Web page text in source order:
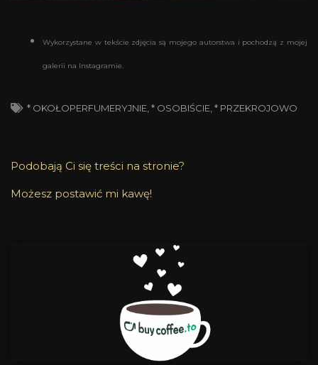
Wykorzystane w tekście zdjęcia są mojego autorstwa i pochodzą z mojej
galerii na Instagramie.
* OKOŁOPERFUMERYJNIE * OSOBIŚCIE * PRZEKROJOWO
Podobają Ci się treści na stronie?
Możesz postawić mi kawę!